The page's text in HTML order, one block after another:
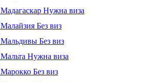
Мадагаскар Нужна виза
Малайзия Без виз
Мальдивы Без виз
Мальта Нужна виза
Марокко Без виз